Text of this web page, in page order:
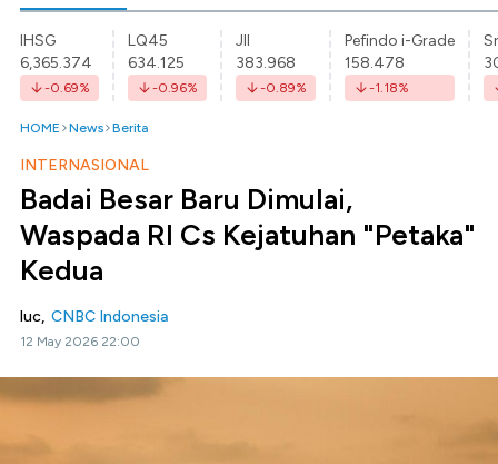
IHSG
6,365.374
-0.69%
LQ45
634.125
-0.96%
JII
383.968
-0.89%
Pefindo i-Grade
158.478
-1.18%
HOME News Berita
INTERNASIONAL
Badai Besar Baru Dimulai,
Waspada RI Cs Kejatuhan "Petaka"
Kedua
luc, CNBC Indonesia
12 May 2026 22:00